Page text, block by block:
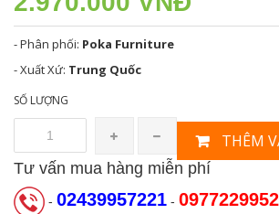
- Phân phối: Poka Furniture
- Xuất Xứ: Trung Quốc
SỐ LƯỢNG
THÊM
Tư vấn mua hàng miễn phí
- 02439957221 - 0977229952